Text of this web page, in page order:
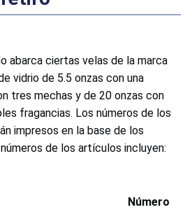
abarca ciertas velas de la marca
vidrio de 5.5 onzas con una
tres mechas y de 20 onzas con
fragancias. Los números de los
impresos en la base de los
de los artículos incluyen:
Número